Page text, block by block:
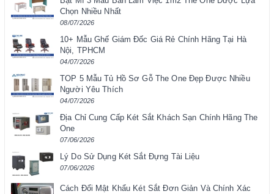
Chọn Nhiều Nhất
08/07/2026
10+ Mẫu Ghế Giám Đốc Giá Rẻ Chính Hãng Tại Hà
Nội, TPHCM
04/07/2026
TOP 5 Mẫu Tủ Hồ Sơ Gỗ The One Đẹp Được Nhiều
Người Yêu Thích
04/07/2026
Địa Chỉ Cung Cấp Két Sắt Khách Sạn Chính Hãng The
One
07/06/2026
Lý Do Sử Dụng Két Sắt Đựng Tài Liệu
07/06/2026
Cách Đổi Mật Khẩu Két Sắt Đơn Giản Và Chính Xác